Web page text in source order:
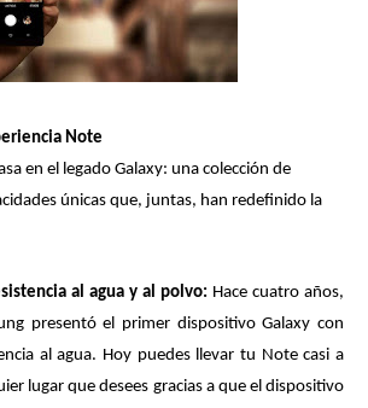
Note
en el legado Galaxy: una colección de
únicas que, juntas, han redefinido la
al agua y al polvo: Hace cuatro años,
presentó el primer dispositivo Galaxy con
al agua. Hoy puedes llevar tu Note casi a
lugar que desees gracias a que el dispositivo